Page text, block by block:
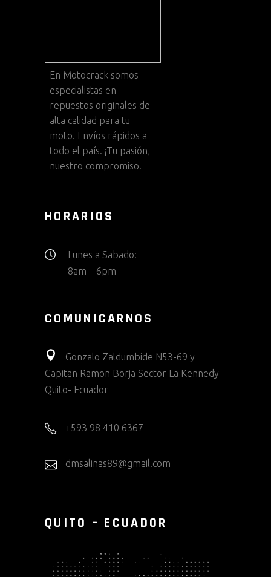
En Motocrack somos
especialistas en
repuestos originales de
alta calidad para tu
moto. Envíos rápidos a
todo el país. ¡Tu pasión,
nuestro compromiso!
HORARIOS
Lunes a Sabado:
8am – 6pm
COMUNICARNOS
Gonzalo Zaldumbide N53-69 y
Capitan Ramon Borja Sector La Kennedy
Quito- Ecuador
+593 98 410 6367
dmsalinas89@gmail.com
QUITO – ECUADOR